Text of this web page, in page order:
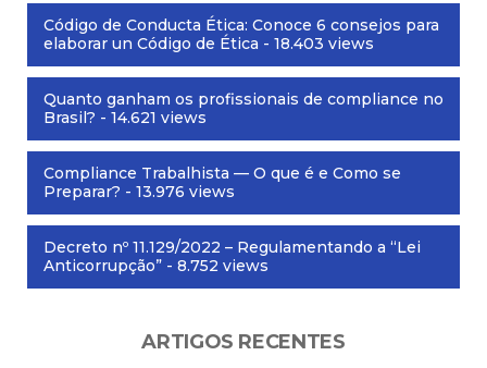
Código de Conducta Ética: Conoce 6 consejos para
elaborar un Código de Ética - 18.403 views
Quanto ganham os profissionais de compliance no
Brasil? - 14.621 views
Compliance Trabalhista — O que é e Como se
Preparar? - 13.976 views
Decreto nº 11.129/2022 – Regulamentando a “Lei
Anticorrupção” - 8.752 views
ARTIGOS RECENTES